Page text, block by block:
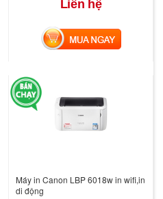
Liên hệ
MUA NGAY
Máy in Canon LBP 6018w in wifi,in
di động